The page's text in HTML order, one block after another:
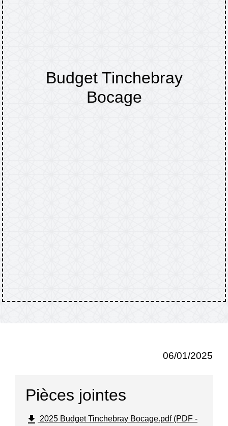
Budget Tinchebray
Bocage
06/01/2025
Pièces jointes
file_download 2025 Budget Tinchebray Bocage.pdf (PDF -